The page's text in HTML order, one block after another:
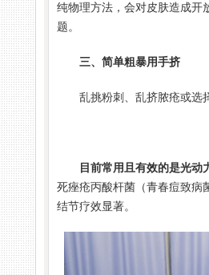
纯物理方法，会对皮肤造成开
题。
三、简单粗暴用手挤
乱挑粉刺、乱挤脓疮或选
目前常用且有效的是光动
死痤疮丙酸杆菌（青春痘致病
结节疗效显著。